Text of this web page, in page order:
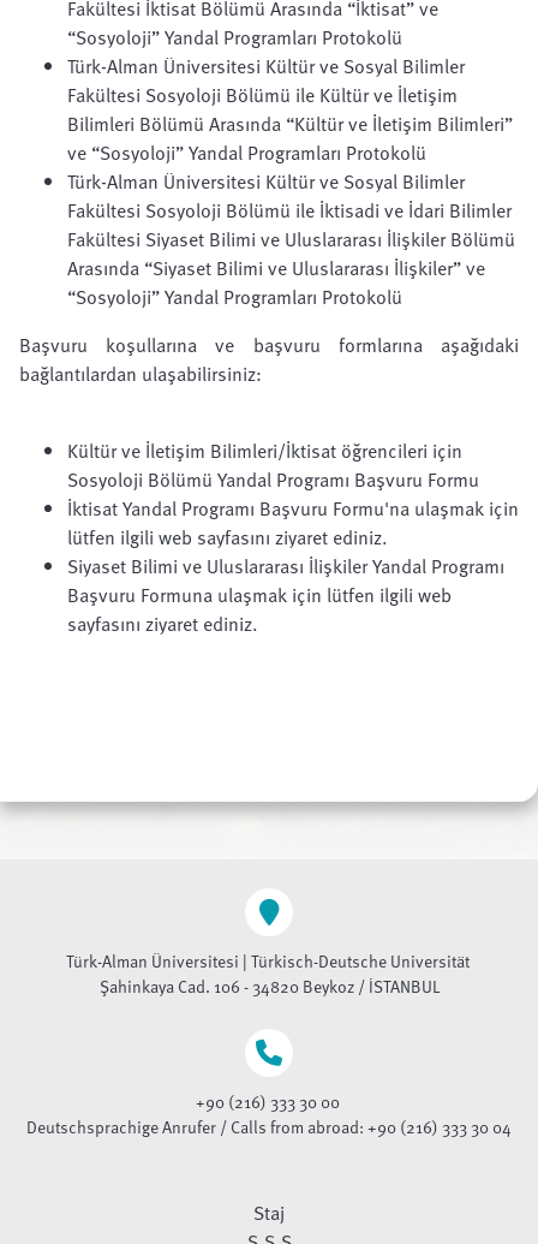
Fakültesi İktisat Bölümü Arasında “İktisat” ve
“Sosyoloji” Yandal Programları Protokolü
Türk-Alman Üniversitesi Kültür ve Sosyal Bilimler
Fakültesi Sosyoloji Bölümü ile Kültür ve İletişim
Bilimleri Bölümü Arasında “Kültür ve İletişim Bilimleri”
ve “Sosyoloji” Yandal Programları Protokolü
Türk-Alman Üniversitesi Kültür ve Sosyal Bilimler
Fakültesi Sosyoloji Bölümü ile İktisadi ve İdari Bilimler
Fakültesi Siyaset Bilimi ve Uluslararası İlişkiler Bölümü
Arasında “Siyaset Bilimi ve Uluslararası İlişkiler” ve
“Sosyoloji” Yandal Programları Protokolü
Başvuru koşullarına ve başvuru formlarına aşağıdaki
bağlantılardan ulaşabilirsiniz:
Kültür ve İletişim Bilimleri/İktisat öğrencileri için
Sosyoloji Bölümü Yandal Programı Başvuru Formu
İktisat Yandal Programı Başvuru Formu'na ulaşmak için
lütfen ilgili web sayfasını ziyaret ediniz.
Siyaset Bilimi ve Uluslararası İlişkiler Yandal Programı
Başvuru Formuna ulaşmak için lütfen ilgili web
sayfasını ziyaret ediniz.
Türk-Alman Üniversitesi | Türkisch-Deutsche Universität
Şahinkaya Cad. 106 - 34820 Beykoz / İSTANBUL
+90 (216) 333 30 00
Deutschsprachige Anrufer / Calls from abroad: +90 (216) 333 30 04
Staj